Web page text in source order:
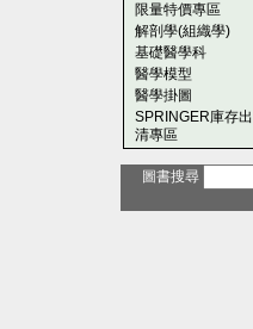
限量特價專區
解剖學(組織學)
基礎醫學科
醫學模型
醫學掛圖
SPRINGER庫存出
清專區
圖書搜尋